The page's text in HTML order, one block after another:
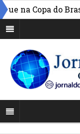
Copa do Brasil »